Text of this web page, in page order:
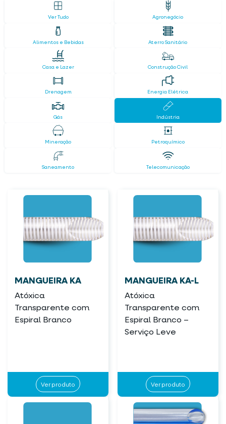
Ver Tudo Agronegócio
Alimentos e Bebidas Aterro Sanitário
Casa e Lazer Construção Civil
Drenagem Energia Elétrica
Gás Indústria
Mineração Petroquímico
Saneamento Telecomunicação
MANGUEIRA KA
Atóxica
Transparente com
Espiral Branco
Ver produto
MANGUEIRA KA-L
Atóxica
Transparente com
Espiral Branco –
Serviço Leve
Ver produto